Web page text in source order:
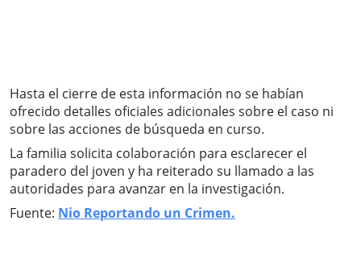
Hasta el cierre de esta información no se habían
ofrecido detalles oficiales adicionales sobre el caso ni
sobre las acciones de búsqueda en curso.
La familia solicita colaboración para esclarecer el
paradero del joven y ha reiterado su llamado a las
autoridades para avanzar en la investigación.
Fuente: Nio Reportando un Crimen.